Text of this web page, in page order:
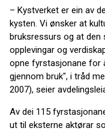
– Kystverket er ein av
kysten. Vi ønsker at
bruksressurs og at den
opplevingar og
opne fyrstasjonane for
gjennom bruk", i tråd
2007), seier
Av dei 115
ut til eksterne aktørar